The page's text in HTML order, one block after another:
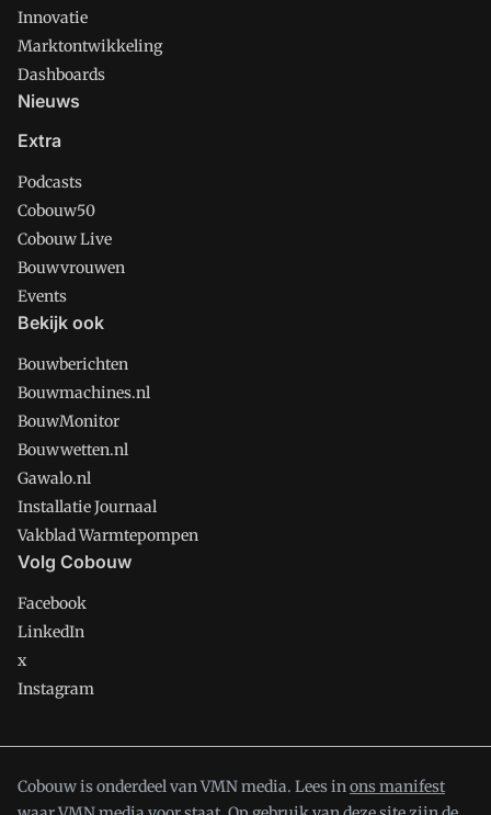
Innovatie
Marktontwikkeling
Dashboards
Nieuws
Extra
Podcasts
Cobouw50
Cobouw Live
Bouwvrouwen
Events
Bekijk ook
Bouwberichten
Bouwmachines.nl
BouwMonitor
Bouwwetten.nl
Gawalo.nl
Installatie Journaal
Vakblad Warmtepompen
Volg Cobouw
Facebook
LinkedIn
x
Instagram
Cobouw is onderdeel van VMN media. Lees inons manifest